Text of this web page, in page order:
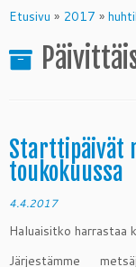
toEtusivu » 2017 »
Starttipäivät
toukokuussa
4.4.2017
Haluaisitko harrastaa
Järjestämme